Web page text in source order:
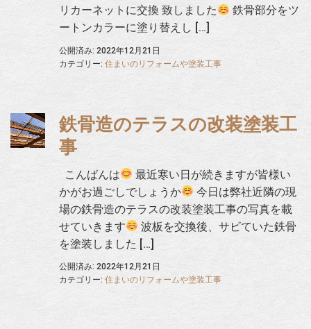
リカーネットに交換 致しました
鉄骨部分をツ
ートンカラーに塗り替えし […]
公開済み: 2022年12月21日
カテゴリー: 住まいのリフォームや塗装工事
鉄骨造のテラスの改装塗装工
事
こんばんは
最近寒い日が続きますが皆様い
かがお過ごしでしょうか
今日は弊社近隣の現
場の鉄骨造のテラスの改装塗装工事の写真を載
せていきます
波板を交換後、サビていた鉄骨
を塗装しました […]
公開済み: 2022年12月21日
カテゴリー: 住まいのリフォームや塗装工事